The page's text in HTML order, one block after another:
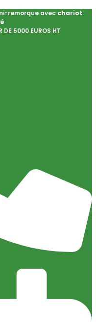
remorque avec chariot
DE 5000 EUROS HT